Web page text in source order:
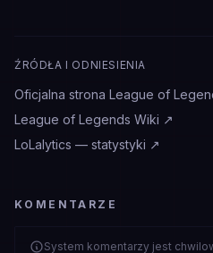
ŹRÓDŁA I ODNIESIENIA
Oficjalna strona League of
League of Legends Wiki ↗
LoLalytics — statystyki ↗
KOMENTARZE
System komentarzy jest